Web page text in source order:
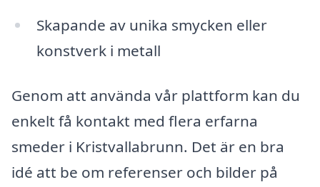
Skapande av unika smycken eller
konstverk i metall
Genom att använda vår plattform kan du
enkelt få kontakt med flera erfarna
smeder i Kristvallabrunn. Det är en bra
idé att be om referenser och bilder på